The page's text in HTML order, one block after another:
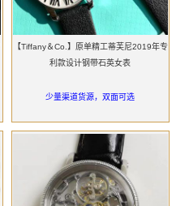
【Tiffany＆Co.】原单精工蒂芙尼2019年专
利款设计钢带石英女表
少量渠道货源，双面可选